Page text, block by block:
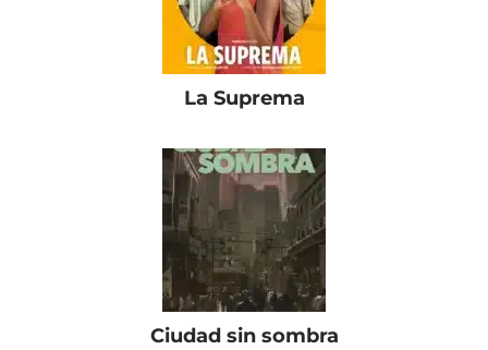
La Suprema
Ciudad sin sombra